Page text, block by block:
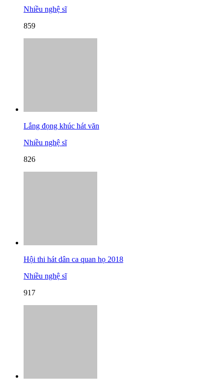
Nhiều nghệ sĩ
859
Lắng đọng khúc hát văn
Nhiều nghệ sĩ
826
Hội thi hát dân ca quan họ 2018
Nhiều nghệ sĩ
917